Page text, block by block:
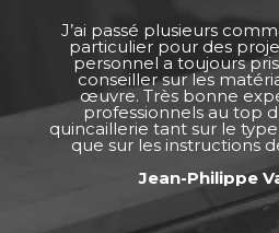
J’ai passé plusieurs
particulier pour des
personnel a toujours
conseiller sur les
œuvre. Très bonne
professionnels au top
quincaillerie tant sur le
que sur les instructions
Jean-Philippe